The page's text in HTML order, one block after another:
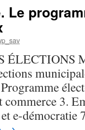
Le
ÉLECTIONS
3.
e-démocratie